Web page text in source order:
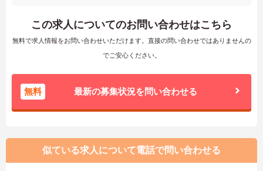
この求人についてのお問い合わせはこちら
無料で求人情報をお問い合わせいただけます。直接の問い合わせではありませんの
でご安心ください。
無料 最新の募集状況を問い合わせる
似ている求人について電話で問い合わせる